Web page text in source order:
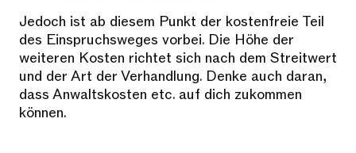
Jedoch ist ab diesem Punkt der kostenfreie Teil
des Einspruchsweges vorbei. Die Höhe der
weiteren Kosten richtet sich nach dem Streitwert
und der Art der Verhandlung. Denke auch daran,
dass Anwaltskosten etc. auf dich zukommen
können.